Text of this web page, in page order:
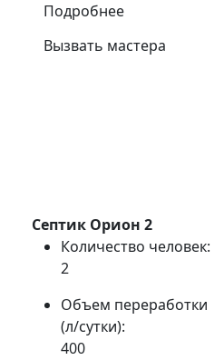
Подробнее
Вызвать мастера
Септик Орион 2
Количество человек:
2
Объем переработки
(л/сутки):
400